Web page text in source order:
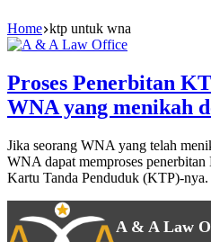
Home ktp untuk wna
Proses Penerbitan
WNA yang menikah
Jika seorang WNA yang telah
WNA dapat memproses
Kartu Tanda Penduduk (KTP)-
A & A Law